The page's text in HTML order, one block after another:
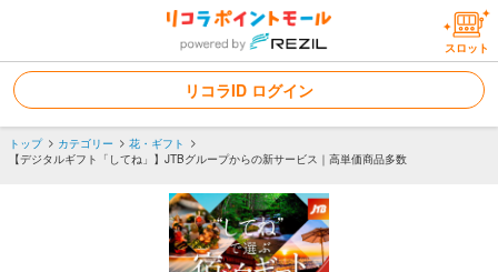
スロット
リコラID ログイン
トップ カテゴリー
花・ギフト
【デジタルギフト「してね」】JTBグループからの新サービス｜高単価商品多数